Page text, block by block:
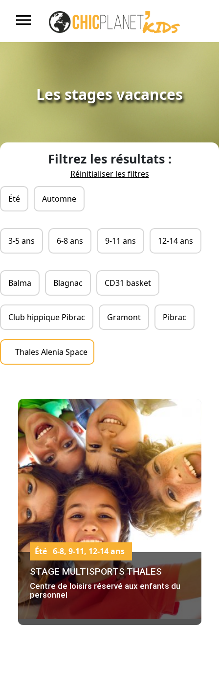
menu
S'inscrire
Nos stages vacances
Contact
Mon compte
05 34 57 19 59
Les stages vacances
Filtrez les résultats :
Réinitialiser les filtres
Été Automne
3-5 ans 6-8 ans 9-11 ans 12-14 ans
Balma Blagnac CD31 basket
Club hippique Pibrac Gramont Pibrac
Thales Alenia Space
STAGE MULTISPORTS THALES
Centre de loisirs réservé aux enfants du
personnel
Été 6-8, 9-11, 12-14 ans